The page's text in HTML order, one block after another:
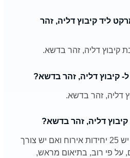
ליד קיבוץ דליה, זהר
קיבוץ דליה, זהר בדשא.
קיבוץ דליה, זהר בדשא?
דליה, זהר בדשא.
קיבוץ דליה, זהר בדשא?
ב- קיבוץ דליה, זהר בדשא יש 25 יחידות אירוח ואם יש צורך
על פי רוב, בתיאום מראש,